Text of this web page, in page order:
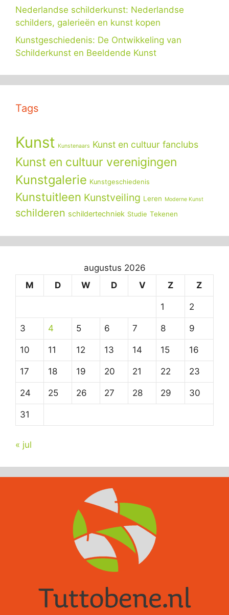
Nederlandse schilderkunst: Nederlandse
schilders, galerieën en kunst kopen
Kunstgeschiedenis: De Ontwikkeling van
Schilderkunst en Beeldende Kunst
Tags
Kunst Kunstenaars Kunst en cultuur fanclubs
Kunst en cultuur verenigingen
Kunstgalerie Kunstgeschiedenis
Kunstuitleen Kunstveiling Leren Moderne Kunst
schilderen schildertechniek Studie Tekenen
augustus 2026
M
D W D V Z Z
1 2
3 4 5 6 7 8 9
10 11 12 13 14 15 16
17 18 19 20 21 22 23
24 25 26 27 28 29 30
31
« jul